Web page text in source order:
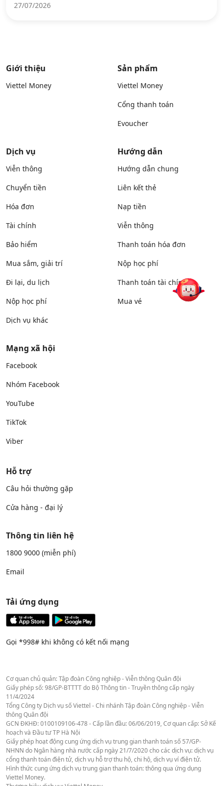
27/07/2026
Giới thiệu
Viettel Money
Sản phẩm
Viettel Money
Cổng thanh toán
Evoucher
Dịch vụ
Viễn thông
Chuyển tiền
Hóa đơn
Tài chính
Bảo hiểm
Mua sắm, giải trí
Đi lại, du lịch
Nộp học phí
Dịch vụ khác
Hướng dẫn
Hướng dẫn chung
Liên kết thẻ
Nạp tiền
Viễn thông
Thanh toán hóa đơn
Nộp học phí
Thanh toán tài chính
Mua vé
Mạng xã hội
Facebook
Nhóm Facebook
YouTube
TikTok
Viber
Hỗ trợ
Câu hỏi thường gặp
Cửa hàng - đại lý
Thông tin liên hệ
1800 9000 (miễn phí)
Email
Tải ứng dụng
Gọi *998# khi không có kết nối mạng
Cơ quan chủ quản: Tập đoàn Công nghiệp - Viễn thông Quân đội
Giấy phép số: 98/GP-BTTTT do Bộ Thông tin - Truyền thông cấp ngày
11/4/2024
Tổng Công ty Dịch vụ số Viettel - Chi nhánh Tập đoàn Công nghiệp - Viễn
thông Quân đội
GCN ĐKHĐ: 0100109106-478 - Cấp lần đầu: 06/06/2019, Cơ quan cấp: Sở Kế
hoạch và Đầu tư TP Hà Nội
Giấy phép hoạt động cung ứng dịch vụ trung gian thanh toán số 57/GP-
NHNN do Ngân hàng nhà nước cấp ngày 21/7/2020 cho các dịch vụ: dịch vụ
cổng thanh toán điện tử, dịch vụ hỗ trợ thu hộ, chi hộ, dịch vụ ví điện tử.
Hình thức cung ứng dịch vụ trung gian thanh toán: thông qua ứng dụng
Viettel Money.